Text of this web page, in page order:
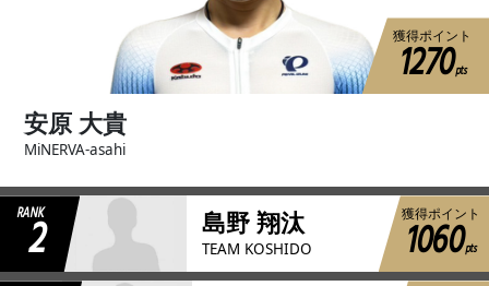
獲得ポイント
1270pts
安原 大貴
MiNERVA-asahi
RANK
2 島野 翔汰
TEAM KOSHIDO
獲得ポイント
1060pts